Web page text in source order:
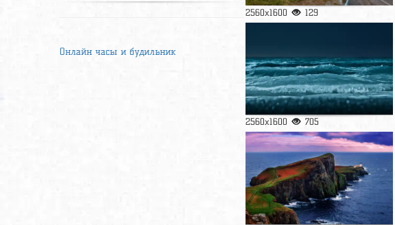
Онлайн часы и будильник
2560x1600 129
2560x1600 705